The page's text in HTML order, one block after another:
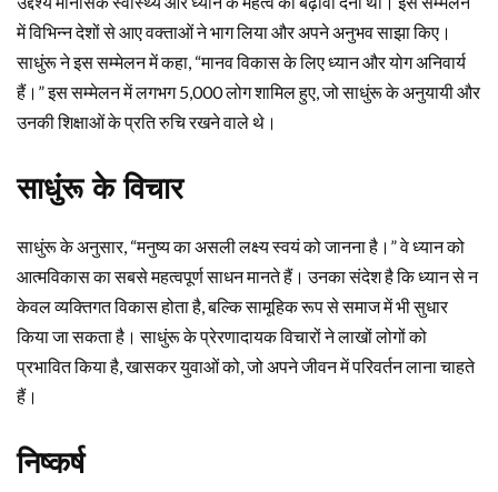
में विभिन्न देशों से आए वक्ताओं ने भाग लिया और अपने अनुभव साझा किए।
साधुंरू ने इस सम्मेलन में कहा, “मानव विकास के लिए ध्यान और योग अनिवार्य
हैं।” इस सम्मेलन में लगभग 5,000 लोग शामिल हुए, जो साधुंरू के अनुयायी और
उनकी शिक्षाओं के प्रति रुचि रखने वाले थे।
साधुंरू के विचार
साधुंरू के अनुसार, “मनुष्य का असली लक्ष्य स्वयं को जानना है।” वे ध्यान को
आत्मविकास का सबसे महत्वपूर्ण साधन मानते हैं। उनका संदेश है कि ध्यान से न
केवल व्यक्तिगत विकास होता है, बल्कि सामूहिक रूप से समाज में भी सुधार
किया जा सकता है। साधुंरू के प्रेरणादायक विचारों ने लाखों लोगों को
प्रभावित किया है, खासकर युवाओं को, जो अपने जीवन में परिवर्तन लाना चाहते
हैं।
निष्कर्ष